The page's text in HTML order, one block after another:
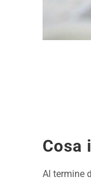
Cosa
Al termine